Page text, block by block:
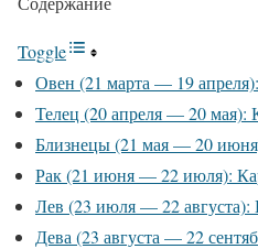
Toggle
Овен (21 марта — 19
Телец (20 апреля — 20 мая):
Близнецы (21 мая — 20
Рак (21 июня — 22 июля):
Лев (23 июля — 22 августа):
Дева (23 августа — 22